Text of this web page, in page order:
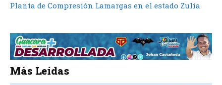
Planta de Compresión Lamargas en el estado Zulia
Más Leídas